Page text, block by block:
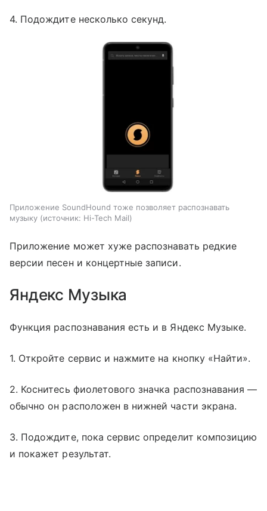
4. Подождите несколько секунд.
Приложение SoundHound тоже позволяет распознавать
музыку
источник: Hi-Tech Mail
Приложение может хуже распознавать редкие
версии песен и концертные записи.
Яндекс Музыка
Функция распознавания есть и в Яндекс Музыке.
1. Откройте сервис и нажмите на кнопку «Найти».
2. Коснитесь фиолетового значка распознавания —
обычно он расположен в нижней части экрана.
3. Подождите, пока сервис определит композицию
и покажет результат.